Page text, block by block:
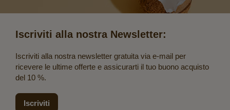
Iscriviti alla nostra Newsletter:
Iscriviti alla nostra newsletter gratuita via e-mail per
ricevere le ultime offerte e assicurarti il tuo buono acquisto
del 10 %.
Iscriviti